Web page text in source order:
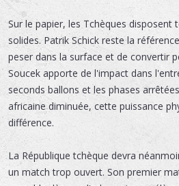
Sur le papier, les Tchèques
solides. Patrik Schick reste la
peser dans la surface et de convertir
Soucek apporte de l'impact dans
seconds ballons et les phases
africaine diminuée, cette puissance
différence.
La République tchèque devra
un match trop ouvert. Son premier